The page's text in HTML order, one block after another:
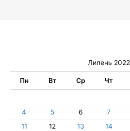
Липень 2022
Пн Вт Ср Чт
4
5 6 7
11
12 13 14